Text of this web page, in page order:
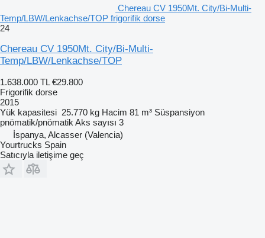
Chereau CV 1950Mt. City/Bi-Multi-
Temp/LBW/Lenkachse/TOP frigorifik dorse
24
Chereau CV 1950Mt. City/Bi-Multi-
Temp/LBW/Lenkachse/TOP
1.638.000 TL €29.800
Frigorifik dorse
2015
Yük kapasitesi 25.770 kg Hacim 81 m³ Süspansiyon
pnömatik/pnömatik Aks sayısı 3
İspanya, Alcasser (Valencia)
Yourtrucks Spain
Satıcıyla iletişime geç